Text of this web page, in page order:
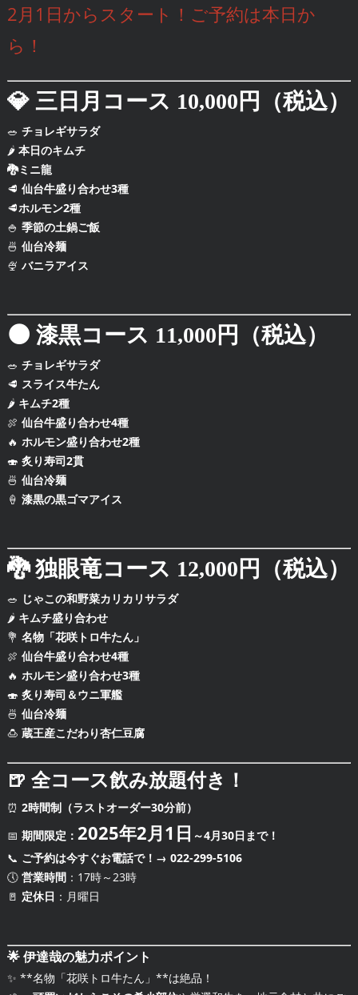
2月1日からスタート！ご予約は本日か
ら！
💎 三日月コース 10,000円（税込）
🥗 チョレギサラダ
🌶️ 本日のキムチ
🐉ミニ龍
🥩 仙台牛盛り合わせ3種
🥩ホルモン2種
🍚 季節の土鍋ご飯
🍜 仙台冷麺
🍨 バニラアイス
🌑 漆黒コース 11,000円（税込）
🥗 チョレギサラダ
🥩 スライス牛たん
🌶️ キムチ2種
🍖 仙台牛盛り合わせ4種
🔥 ホルモン盛り合わせ2種
🍣 炙り寿司2貫
🍜 仙台冷麺
🍦 漆黒の黒ゴマアイス
🐉独眼竜コース 12,000円（税込）
🥗 じゃこの和野菜カリカリサラダ
🌶️ キムチ盛り合わせ
💐 名物「花咲トロ牛たん」
🍖 仙台牛盛り合わせ4種
🔥 ホルモン盛り合わせ3種
🍣 炙り寿司＆ウニ軍艦
🍜 仙台冷麺
🍮 蔵王産こだわり杏仁豆腐
🍺 全コース飲み放題付き！
⏰ 2時間制（ラストオーダー30分前）
📅 期間限定： 2025年2月1日 ～4月30日まで！
📞 ご予約は今すぐお電話で！→ 022-299-5106
🕔 営業時間：17時～23時
🚪 定休日 ：月曜日
🌟 伊達哉の魅力ポイント
✨ **名物「花咲トロ牛たん」**は絶品！